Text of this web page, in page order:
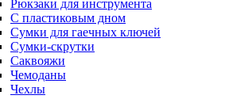
Рюкзаки для инструмента
С пластиковым дном
Сумки для гаечных ключей
Сумки-скрутки
Саквояжи
Чемоданы
Чехлы